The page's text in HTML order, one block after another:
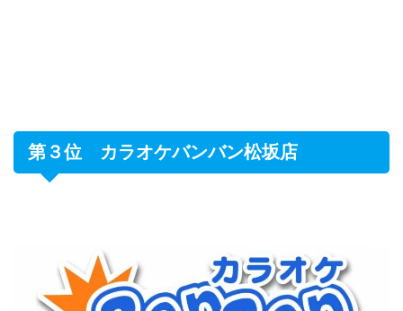
第３位 カラオケバンバン松坂店